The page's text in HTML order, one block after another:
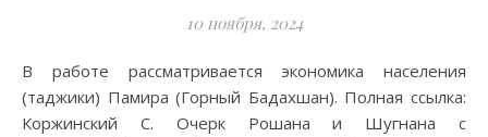
10 ноября, 2024
В работе рассматривается экономика населения
(таджики) Памира (Горный Бадахшан). Полная ссылка:
Коржинский С. Очерк Рошана и Шугнана с